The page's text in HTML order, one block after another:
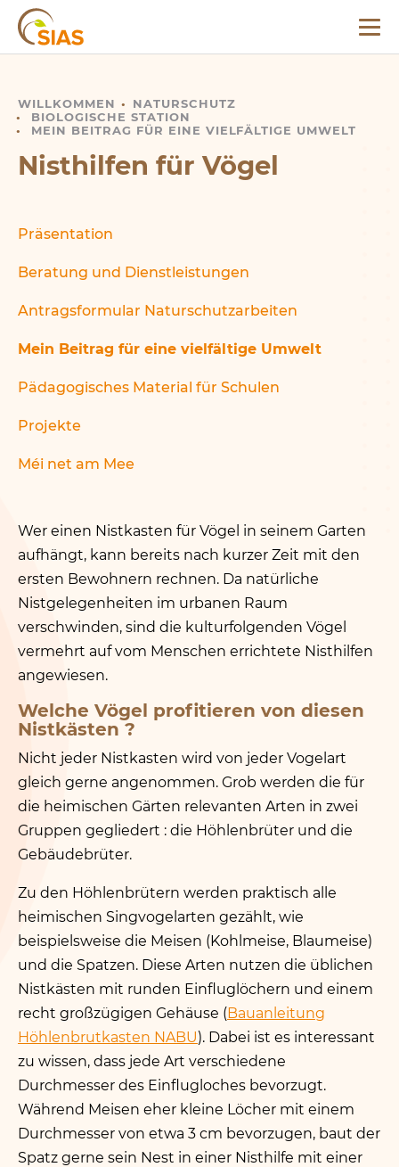
Menü
WILLKOMMEN
NATURSCHUTZ
BIOLOGISCHE STATION
MEIN BEITRAG FÜR EINE VIELFÄLTIGE UMWELT
NISTHILFEN FÜR VÖGEL
Nisthilfen für Vögel
Präsentation
Beratung und Dienstleistungen
Antragsformular Naturschutzarbeiten
Mein Beitrag für eine vielfältige Umwelt
Pädagogisches Material für Schulen
Projekte
Méi net am Mee
Wer einen Nistkasten für Vögel in seinem Garten
aufhängt, kann bereits nach kurzer Zeit mit den
ersten Bewohnern rechnen. Da natürliche
Nistgelegenheiten im urbanen Raum
verschwinden, sind die kulturfolgenden Vögel
vermehrt auf vom Menschen errichtete Nisthilfen
angewiesen.
Welche Vögel profitieren von diesen
Nistkästen ?
Nicht jeder Nistkasten wird von jeder Vogelart
gleich gerne angenommen. Grob werden die für
die heimischen Gärten relevanten Arten in zwei
Gruppen gegliedert : die Höhlenbrüter und die
Gebäudebrüter.
Zu den Höhlenbrütern werden praktisch alle
heimischen Singvogelarten gezählt, wie
beispielsweise die Meisen (Kohlmeise, Blaumeise)
und die Spatzen. Diese Arten nutzen die üblichen
Nistkästen mit runden Einfluglöchern und einem
recht großzügigen Gehäuse (Bauanleitung
Höhlenbrutkasten NABU). Dabei ist es interessant
zu wissen, dass jede Art verschiedene
Durchmesser des Einflugloches bevorzugt.
Während Meisen eher kleine Löcher mit einem
Durchmesser von etwa 3 cm bevorzugen, baut der
Spatz gerne sein Nest in einer Nisthilfe mit einer